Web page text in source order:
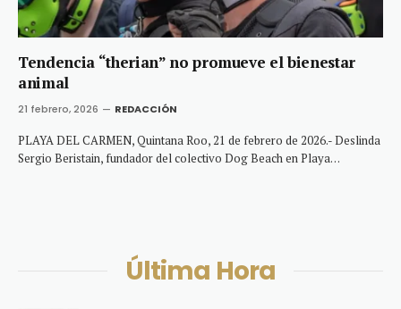
Tendencia “therian” no promueve el bienestar
animal
21 febrero, 2026 REDACCIÓN
PLAYA DEL CARMEN, Quintana Roo, 21 de febrero de 2026.- Deslinda
Sergio Beristain, fundador del colectivo Dog Beach en Playa…
Última Hora